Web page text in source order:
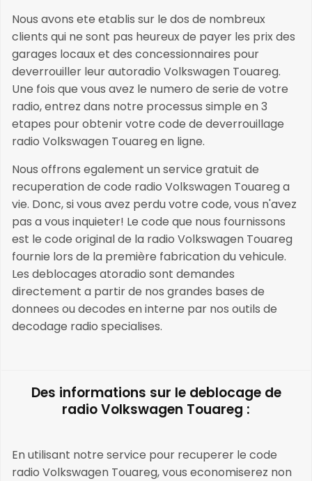
Nous avons ete etablis sur le dos de nombreux
clients qui ne sont pas heureux de payer les prix des
garages locaux et des concessionnaires pour
deverrouiller leur autoradio Volkswagen Touareg.
Une fois que vous avez le numero de serie de votre
radio, entrez dans notre processus simple en 3
etapes pour obtenir votre code de deverrouillage
radio Volkswagen Touareg en ligne.
Nous offrons egalement un service gratuit de
recuperation de code radio Volkswagen Touareg a
vie. Donc, si vous avez perdu votre code, vous n'avez
pas a vous inquieter! Le code que nous fournissons
est le code original de la radio Volkswagen Touareg
fournie lors de la première fabrication du vehicule.
Les deblocages atoradio sont demandes
directement a partir de nos grandes bases de
donnees ou decodes en interne par nos outils de
decodage radio specialises.
Des informations sur le deblocage de
radio Volkswagen Touareg :
En utilisant notre service pour recuperer le code
radio Volkswagen Touareg, vous economiserez non